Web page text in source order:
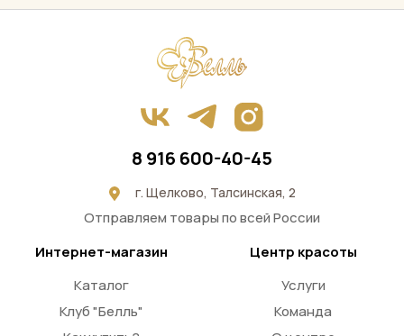
Центр красоты
Услуги
Команда
Интернет-магазин
Каталог
Клуб "Белль"
8 916 600-40-45
г. Щелково, Талсинская, 2
Отправляем товары по всей России